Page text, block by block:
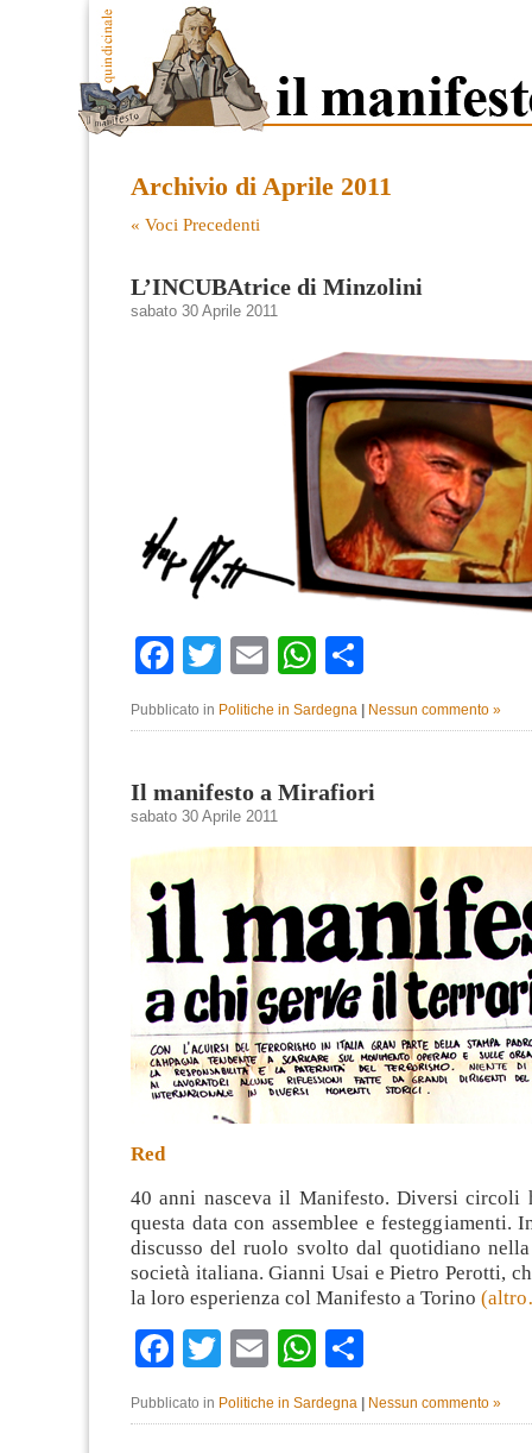
Archivio di Aprile 2011
« Voci Precedenti
L’INCUBAtrice di Minzolini
sabato 30 Aprile 2011
Facebook
TwitterEmailWhatsApp
Pubblicato in Politiche in Sardegna Nessun commento »
Il manifesto a Mirafiori
sabato 30 Aprile 2011
Red
40 anni nasceva il Manifesto. Diversi circoli
questa data con assemblee e festeggiamenti.
discusso del ruolo svolto dal quotidiano
società italiana. Gianni Usai e Pietro Perotti,
la loro esperienza col Manifesto a Torino
Facebook
TwitterEmailWhatsApp
Pubblicato in Politiche in Sardegna | Nessun commento »